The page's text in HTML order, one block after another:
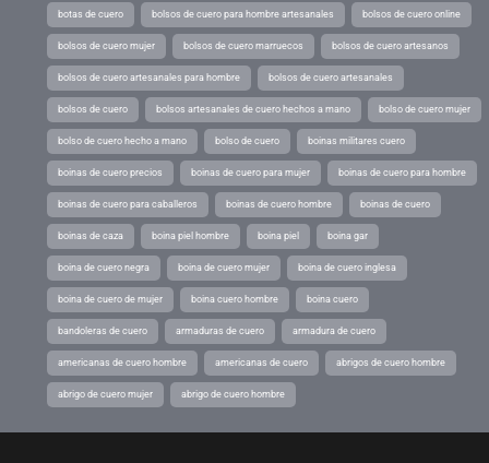
botas de cuero bolsos de cuero para hombre artesanales bolsos de cuero online
bolsos de cuero mujer bolsos de cuero marruecos bolsos de cuero artesanos
bolsos de cuero artesanales para hombre bolsos de cuero artesanales
bolsos de cuero bolsos artesanales de cuero hechos a mano bolso de cuero mujer
bolso de cuero hecho a mano bolso de cuero boinas militares cuero
boinas de cuero precios boinas de cuero para mujer boinas de cuero para hombre
boinas de cuero para caballeros boinas de cuero hombre boinas de cuero
boinas de caza boina piel hombre boina piel boina gar
boina de cuero negra boina de cuero mujer boina de cuero inglesa
boina de cuero de mujer boina cuero hombre boina cuero
bandoleras de cuero armaduras de cuero armadura de cuero
americanas de cuero hombre americanas de cuero abrigos de cuero hombre
abrigo de cuero mujer abrigo de cuero hombre